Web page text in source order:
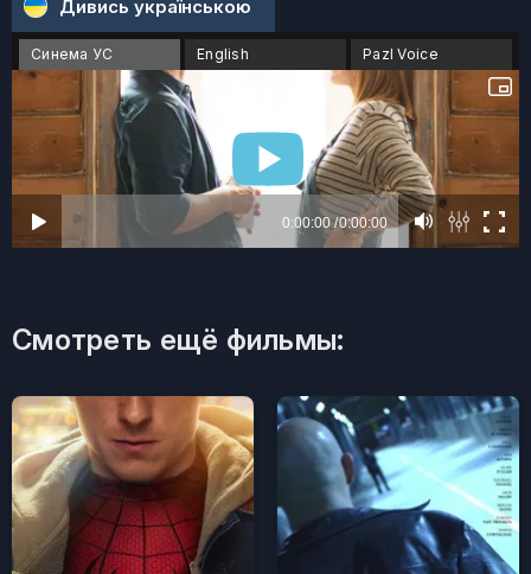
Дивись українською
Синема УС English Pazl Voice
Смотреть ещё фильмы: